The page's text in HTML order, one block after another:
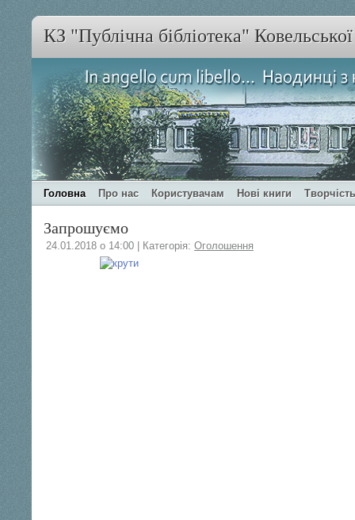
КЗ "Публічна бібліотека"
Головна Про нас Користувачам Нові книги
Запрошуємо
24.01.2018 о 14:00 | Категорія: Оголошення